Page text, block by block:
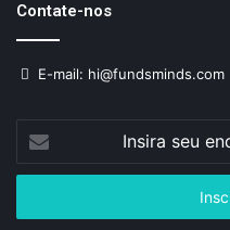
Contate-nos
E-mail: hi@fundsminds.com
Insira
seu
endereço
e-